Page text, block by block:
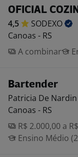
OFICIAL
4,5
SODEXO
Canoas - RS
A combinar
Bartender
Patricia De
Canoas - RS
R$ 2.000,00 a
Ensino Médio